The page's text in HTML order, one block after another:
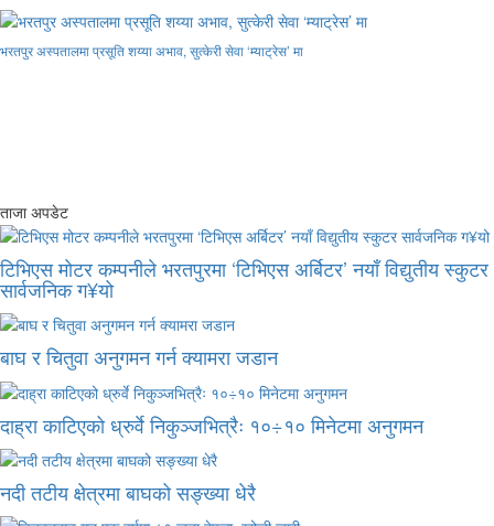
भरतपुर अस्पतालमा प्रसूति शय्या अभाव, सुत्केरी सेवा ‘म्याट्रेस’ मा
ताजा अपडेट
टिभिएस मोटर कम्पनीले भरतपुरमा ‘टिभिएस अर्बिटर’ नयाँ विद्युतीय स्कुटर
सार्वजनिक ग¥यो
बाघ र चितुवा अनुगमन गर्न क्यामरा जडान
दाह्रा काटिएको ध्रुर्वे निकुञ्जभित्रैः १०÷१० मिनेटमा अनुगमन
नदी तटीय क्षेत्रमा बाघको सङ्ख्या धेरै